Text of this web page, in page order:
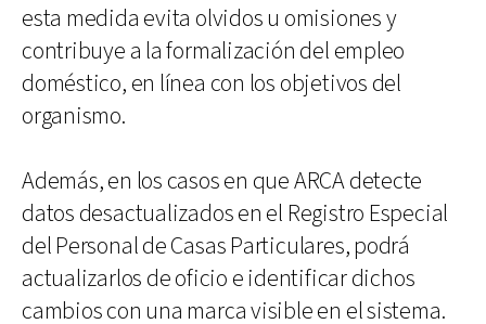
esta medida evita olvidos u omisiones y
contribuye a la formalización del empleo
doméstico, en línea con los objetivos del
organismo.
Además, en los casos en que ARCA detecte
datos desactualizados en el Registro Especial
del Personal de Casas Particulares, podrá
actualizarlos de oficio e identificar dichos
cambios con una marca visible en el sistema.